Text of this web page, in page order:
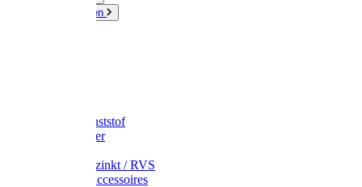
Knaagdieren
Emmer kunststof
Schepemmer
Emmer verzinkt / RVS
Regenton accessoires